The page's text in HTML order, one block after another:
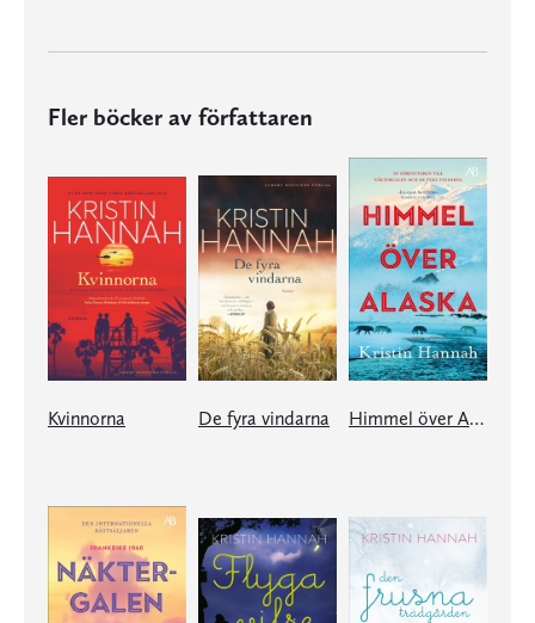
Fler böcker av författaren
Kvinnorna De fyra vindarna Himmel över Alaska